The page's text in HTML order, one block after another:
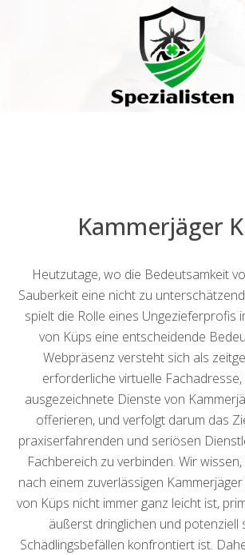
Kammerjäger
Heutzutage, wo die Bedeutsamkeit
Sauberkeit eine nicht zu
spielt die Rolle eines Ungezieferprofis
von Küps eine entscheidende
Webpräsenz versteht sich als
erforderliche virtuelle
ausgezeichnete Dienste von
offerieren, und verfolgt darum das
praxiserfahrenden und seriösen
Fachbereich zu verbinden. Wir
nach einem zuverlässigen
von Küps nicht immer ganz leicht ist,
äußerst dringlichen und potenziell
Schädlingsbefällen konfrontiert ist.